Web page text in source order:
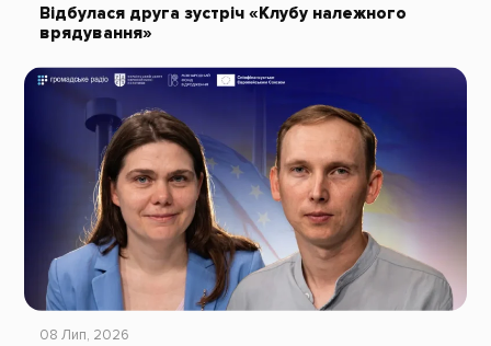
Відбулася друга зустріч «Клубу належного
врядування»
08 Лип, 2026